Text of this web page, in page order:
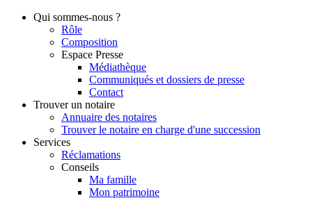
Qui sommes-nous ?
Rôle
Composition
Espace Presse
Médiathèque
Communiqués et dossiers de presse
Contact
Trouver un notaire
Annuaire des notaires
Trouver le notaire en charge d'une succession
Services
Réclamations
Conseils
Ma famille
Mon patrimoine